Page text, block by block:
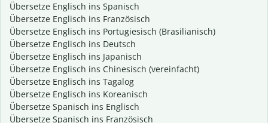
Übersetze Englisch ins Spanisch
Übersetze Englisch ins Französisch
Übersetze Englisch ins Portugiesisch (Brasilianisch)
Übersetze Englisch ins Deutsch
Übersetze Englisch ins Japanisch
Übersetze Englisch ins Chinesisch (vereinfacht)
Übersetze Englisch ins Tagalog
Übersetze Englisch ins Koreanisch
Übersetze Spanisch ins Englisch
Übersetze Spanisch ins Französisch